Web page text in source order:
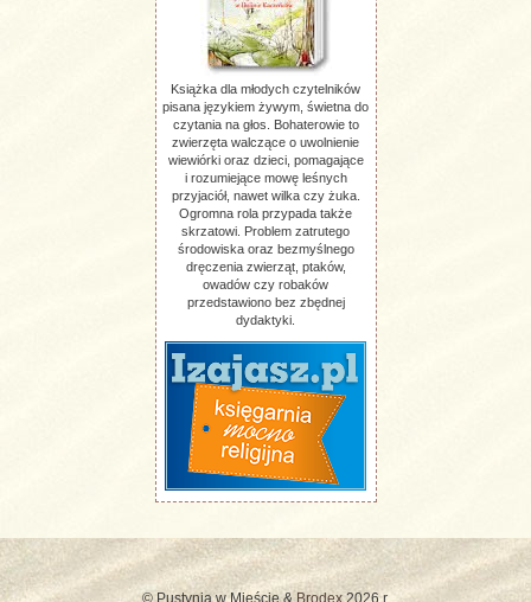
Książka dla młodych czytelników
pisana językiem żywym, świetna do
czytania na głos. Bohaterowie to
zwierzęta walczące o uwolnienie
wiewiórki oraz dzieci, pomagające
i rozumiejące mowę leśnych
przyjaciół, nawet wilka czy żuka.
Ogromna rola przypada także
skrzatowi. Problem zatrutego
środowiska oraz bezmyślnego
dręczenia zwierząt, ptaków,
owadów czy robaków
przedstawiono bez zbędnej
dydaktyki.
© Pustynia w Mieście & Brodex2026 r.